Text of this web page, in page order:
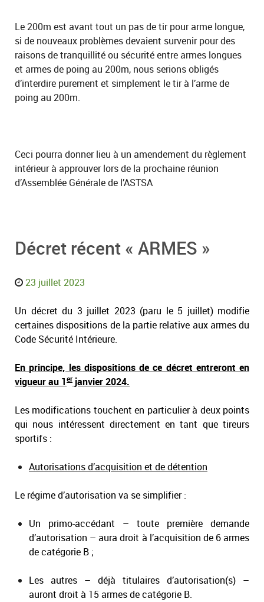
Le 200m est avant tout un pas de tir pour arme longue,
si de nouveaux problèmes devaient survenir pour des
raisons de tranquillité ou sécurité entre armes longues
et armes de poing au 200m, nous serions obligés
d’interdire purement et simplement le tir à l’arme de
poing au 200m.
Ceci pourra donner lieu à un amendement du règlement
intérieur à approuver lors de la prochaine réunion
d’Assemblée Générale de l’ASTSA
Décret récent « ARMES »
23 juillet 2023
Un décret du 3 juillet 2023 (paru le 5 juillet) modifie
certaines dispositions de la partie relative aux armes du
Code Sécurité Intérieure.
En principe, les dispositions de ce décret entreront en
vigueur au 1er janvier 2024.
Les modifications touchent en particulier à deux points
qui nous intéressent directement en tant que tireurs
sportifs :
Autorisations d’acquisition et de détention
Le régime d’autorisation va se simplifier :
Un primo-accédant – toute première demande
d’autorisation – aura droit à l’acquisition de 6 armes
de catégorie B ;
Les autres – déjà titulaires d’autorisation(s) –
auront droit à 15 armes de catégorie B.